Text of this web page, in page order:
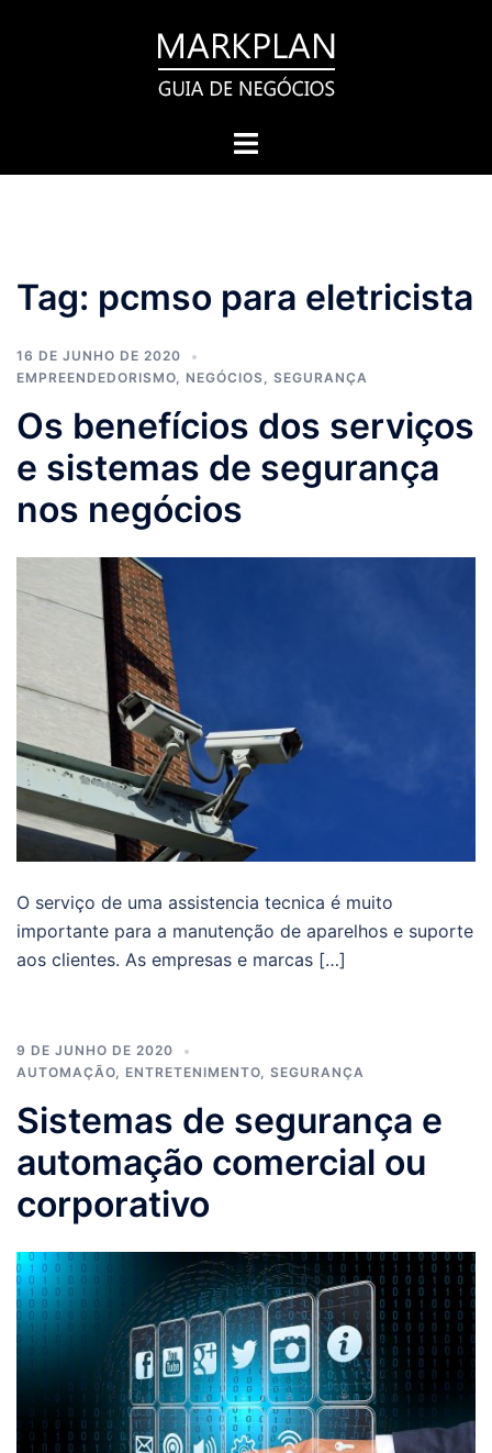
Toggle
Tag: pcmso para eletricista
16 DE JUNHO DE 2020
EMPREENDEDORISMO, NEGÓCIOS, SEGURANÇA
Os benefícios dos serviços
e sistemas de segurança
nos negócios
O serviço de uma assistencia tecnica é muito
importante para a manutenção de aparelhos e suporte
aos clientes. As empresas e marcas […]
9 DE JUNHO DE 2020
AUTOMAÇÃO
ENTRETENIMENTO SEGURANÇA
Sistemas de segurança e
automação comercial ou
corporativo